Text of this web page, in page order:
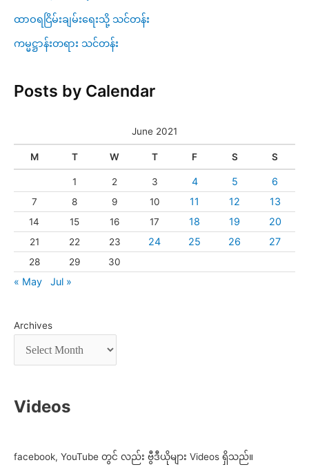
ထာဝရငြိမ်းချမ်းရေးသို့ သင်တန်း
ကမ္မဋ္ဌာန်းတရား သင်တန်း
Posts by Calendar
June 2021
M T W T F S S
1 2 3 4 5 6
7 8 9 10 11 12 13
14 15 16 17 18 19 20
21 22 23 24 25 26 27
28 29 30
« May Jul »
Archives
Videos
facebook, YouTube တွင် လည်း ဗွီဒီယိုများ Videos ရှိသည်။